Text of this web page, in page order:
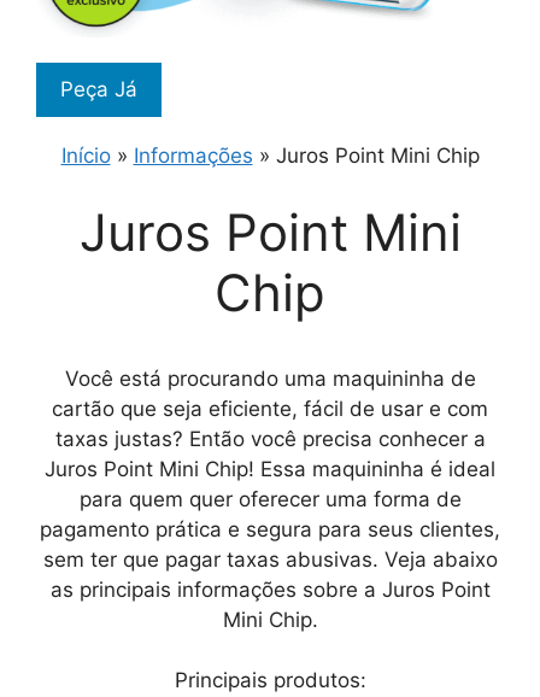
Peça Já
Início» Informações » Juros Point Mini Chip
Juros Point Mini
Chip
Você está procurando uma maquininha de
cartão que seja eficiente, fácil de usar e com
taxas justas? Então você precisa conhecer a
Juros Point Mini Chip! Essa maquininha é ideal
para quem quer oferecer uma forma de
pagamento prática e segura para seus clientes,
sem ter que pagar taxas abusivas. Veja abaixo
as principais informações sobre a Juros Point
Mini Chip.
Principais produtos: